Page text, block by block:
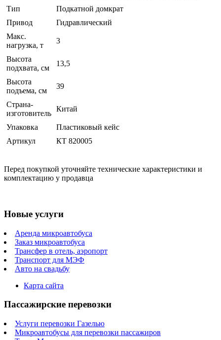
Тип
Подкатной домкрат
Привод
Гидравлический
Макс.
нагрузка, т
3
Высота
подхвата, см
13,5
Высота
подъема, см
39
Страна-
изготовитель
Китай
Упаковка
Пластиковый кейс
Артикул
КТ 820005
Перед покупкой уточняйте технические характеристики и
комплектацию у продавца
Новые услуги
Аренда микроавтобуса
Заказ микроавтобуса
Трансфер в отель, аэропорт
Транспорт для МЭФ
Авто на свадьбу
Карта сайта
Пассажирские перевозки
Услуги перевозки Газелью
Микроавтобусы для перевозки пассажиров